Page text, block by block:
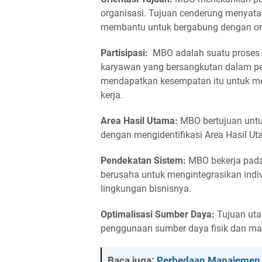
organisasi. Tujuan cenderung
membantu untuk bergabung dengan
Partisipasi: MBO adalah suatu
karyawan yang bersangkutan dalam
mendapatkan kesempatan itu untuk
kerja.
Area Hasil Utama: MBO bertujuan
dengan mengidentifikasi Area Hasil
Pendekatan Sistem: MBO bekerja
berusaha untuk mengintegrasikan
lingkungan bisnisnya.
Optimalisasi Sumber Daya: Tujuan
penggunaan sumber daya fisik dan